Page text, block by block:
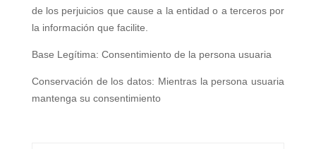
de los perjuicios que cause a la entidad o a terceros por
la información que facilite.
Base Legítima: Consentimiento de la persona usuaria
Conservación de los datos: Mientras la persona usuaria
mantenga su consentimiento